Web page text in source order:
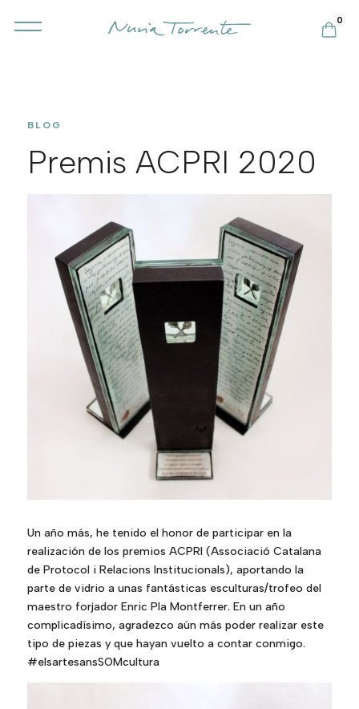
0
BLOG
Premis ACPRI 2020
Un año más, he tenido el honor de participar en la
realización de los premios ACPRI (Associació Catalana
de Protocol i Relacions Institucionals), aportando la
parte de vidrio a unas fantásticas esculturas/trofeo del
maestro forjador Enric Pla Montferrer. En un año
complicadísimo, agradezco aún más poder realizar este
tipo de piezas y que hayan vuelto a contar conmigo.
#elsartesansSOMcultura